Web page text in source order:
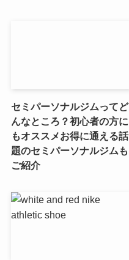
セミパーソナルジムってど
んなところ？初心者の方に
もオススメお得に通える話
題のセミパーソナルジムも
ご紹介